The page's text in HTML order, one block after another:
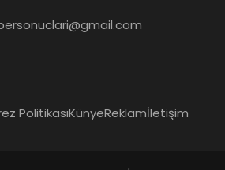
PolitikasıKünyeReklamİletişim